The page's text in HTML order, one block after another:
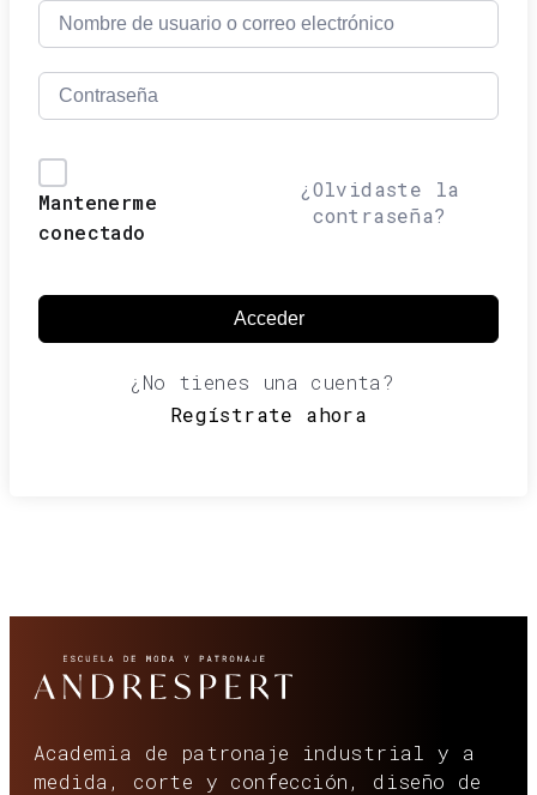
Mantenerme
conectado
¿Olvidaste la
contraseña?
Acceder
¿No tienes una cuenta?
Regístrate ahora
Academia de patronaje industrial y a
medida, corte y confección, diseño de